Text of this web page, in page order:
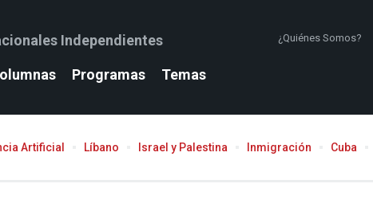
Independientes ¿Quiénes Somos?
Programas Temas
Artificial Líbano Israel y Palestina Inmigración Cuba